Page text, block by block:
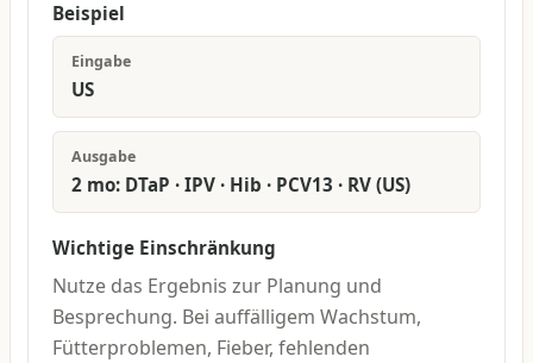
Beispiel
Eingabe
US
Ausgabe
2 mo: DTaP · IPV · Hib · PCV13 · RV (US)
Wichtige Einschränkung
Nutze das Ergebnis zur Planung und
Besprechung. Bei auffälligem Wachstum,
Fütterproblemen, Fieber, fehlenden